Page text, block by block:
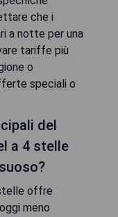
che i
a notte per una
tariffe più
o
speciali o
del
a 4 stelle
offre
meno